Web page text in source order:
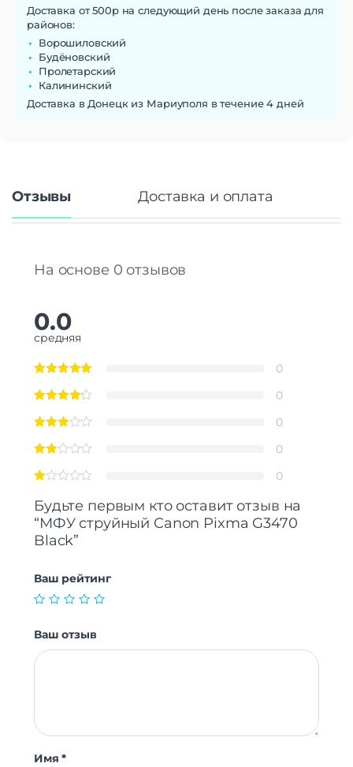
Доставка от 500р на следующий день после заказа для
районов:
Ворошиловский
Будёновский
Пролетарский
Калининский
Доставка в Донецк из Мариуполя в течение 4 дней
Отзывы Доставка и оплата
На основе 0 отзывов
0.0
средняя
0
0
0
0
0
Будьте первым кто оставит отзыв на
“МФУ струйный Canon Pixma G3470
Black”
Ваш рейтинг
Ваш отзыв
Имя*